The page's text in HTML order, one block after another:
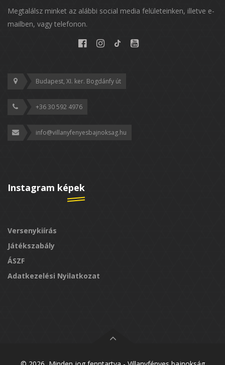
Megtalálsz minket az alábbi social media felületeinken, illetve e-
mailben, vagy telefonon.
Budapest, XI. ker. Bogdánfy út
+36 30 592 4976
info@villanyfenyesbajnoksag.hu
Instagram képek
Versenykiírás
Játékszabály
ÁSZF
Adatkezelési Nyilatkozat